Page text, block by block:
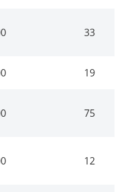
33
19
75
12